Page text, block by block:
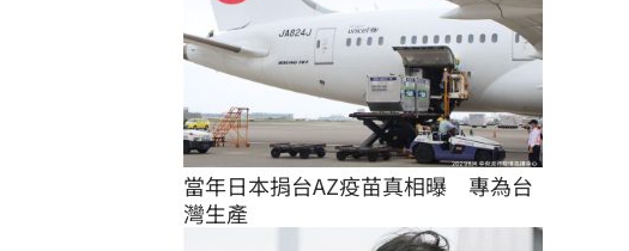
當年日本捐台AZ疫苗真相曝　專為台
灣生產